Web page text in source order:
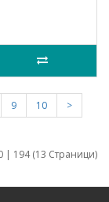
9 10
>
| 194 (13 Страници)